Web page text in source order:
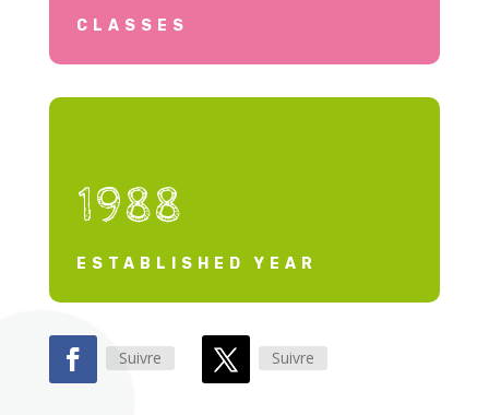
CLASSES
1988
ESTABLISHED YEAR
Suivre Suivre